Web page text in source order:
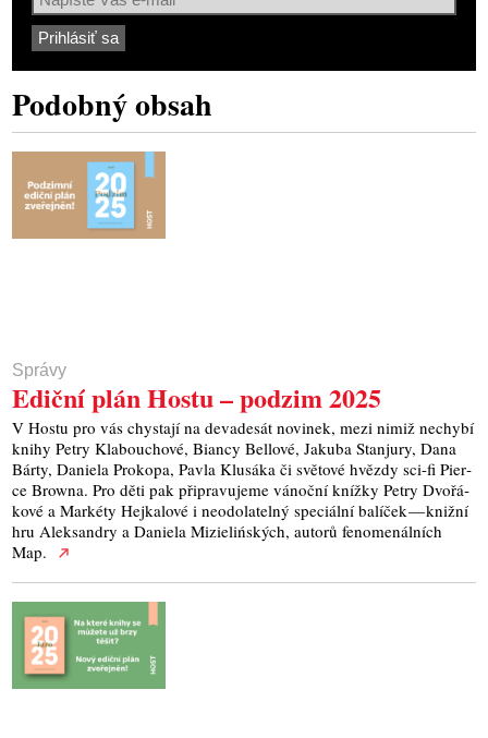
Podobný obsah
Správy
Ediční plán Hostu – podzim 2025
V Hos­tu pro vás chys­tají na deva­de­sát novi­nek, mezi nimiž nechy­bí
kni­hy Pet­ry Kla­bou­cho­vé, Bian­cy Bello­vé, Jaku­ba Sta­n­ju­ry, Dana
Bár­ty, Danie­la Pro­ko­pa, Pav­la Klu­sá­ka či svě­to­vé hvězdy sci-fi Pier­
ce Brow­na. Pro děti pak při­pra­vu­je­me vánoč­ní kníž­ky Pet­ry Dvo­řá­
ko­vé a Mar­kéty Hej­ka­lo­vé i neo­do­la­tel­ný spe­ci­ál­ní balí­ček — kniž­ní
hru Aleksan­d­ry a Danie­la Mizie­lińských, auto­rů feno­me­nál­ních
Map.